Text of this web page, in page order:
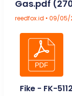
Fluid
Protection
Agent
Suppression
Systems.pdf
Gas.pdf
reedfox.id • 09/05/
Fike - FK-